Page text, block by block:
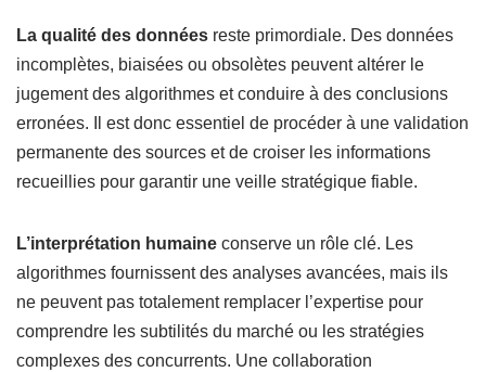
La qualité des données reste primordiale. Des données
incomplètes, biaisées ou obsolètes peuvent altérer le
jugement des algorithmes et conduire à des conclusions
erronées. Il est donc essentiel de procéder à une validation
permanente des sources et de croiser les informations
recueillies pour garantir une veille stratégique fiable.
L’interprétation humaine conserve un rôle clé. Les
algorithmes fournissent des analyses avancées, mais ils
ne peuvent pas totalement remplacer l’expertise pour
comprendre les subtilités du marché ou les stratégies
complexes des concurrents. Une collaboration